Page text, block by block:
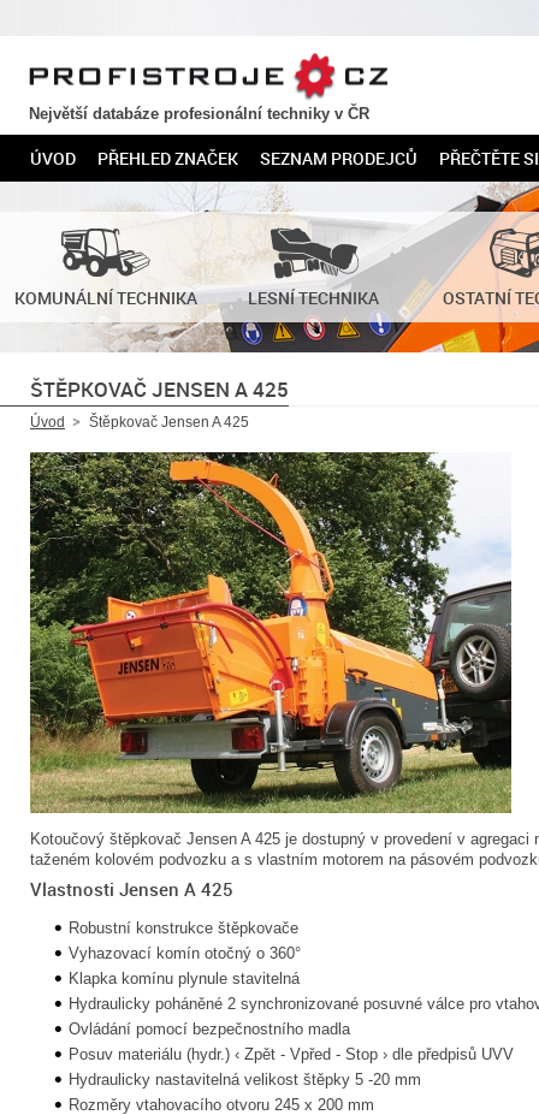
PROFISTROJE.CZ
Největší databáze profesionální techniky v ČR
ÚVOD PŘEHLED ZNAČEK SEZNAM PRODEJCŮ PŘEČTĚTE SI
KOMUNÁLNÍ TECHNIKA LESNÍ TECHNIKA OSTATNÍ
ŠTĚPKOVAČ JENSEN A 425
Úvod Štěpkovač Jensen A 425
Kotoučový štěpkovač Jensen A 425 je dostupný v provedení v
taženém kolovém podvozku a s vlastním motorem na pásovém
Vlastnosti Jensen A 425
Robustní konstrukce štěpkovače
Vyhazovací komín otočný o 360°
Klapka komínu plynule stavitelná
Hydraulicky poháněné 2 synchronizované posuvné válce pro
Ovládání pomocí bezpečnostního madla
Posuv materiálu (hydr.) ‹ Zpět - Vpřed - Stop › dle předpisů UVV
Hydraulicky nastavitelná velikost štěpky 5 -20 mm
Rozměry vtahovacího otvoru 245 x 200 mm